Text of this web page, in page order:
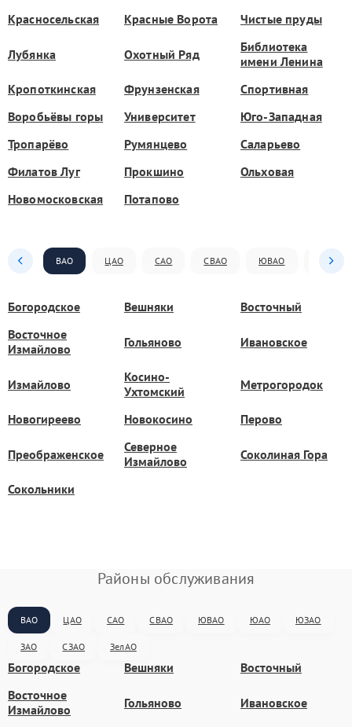
Красносельская
Красные Ворота Чистые пруды
Лубянка Охотный Ряд
Библиотека
имени Ленина
Кропоткинская
Фрунзенская
Спортивная
Воробьёвы горы
Университет
Юго-Западная
Тропарёво
Румянцево
Саларьево
Филатов Луг
Прокшино
Ольховая
Новомосковская
Потапово
ВАО ЦАО САО СВАО ЮВАО ЮАО
Богородское Вешняки
Восточный
Восточное
Измайлово
Гольяново Ивановское
Измайлово
Косино-
Ухтомский
Метрогородок
Новогиреево Новокосино Перово
Преображенское
Северное
Измайлово
Соколиная Гора
Сокольники
Районы обслуживания
ВАО ЦАО САО СВАО ЮВАО ЮАО ЮЗАО
ЗАО СЗАО ЗелАО
Богородское Вешняки
Восточный
Восточное
Измайлово
Гольяново Ивановское